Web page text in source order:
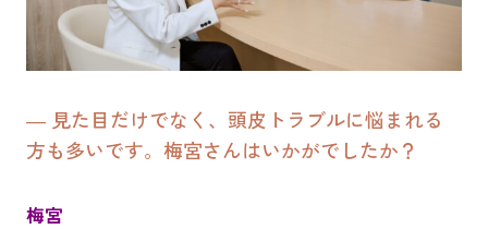
― 見た目だけでなく、頭皮トラブルに悩まれる
方も多いです。梅宮さんはいかがでしたか？
梅宮